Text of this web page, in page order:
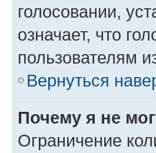
голосовании,
означает, что
пользователям
Вернуться
Почему я не
Ограничение